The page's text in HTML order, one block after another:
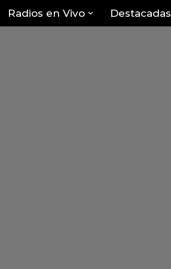
Radios en Vivo Destacadas